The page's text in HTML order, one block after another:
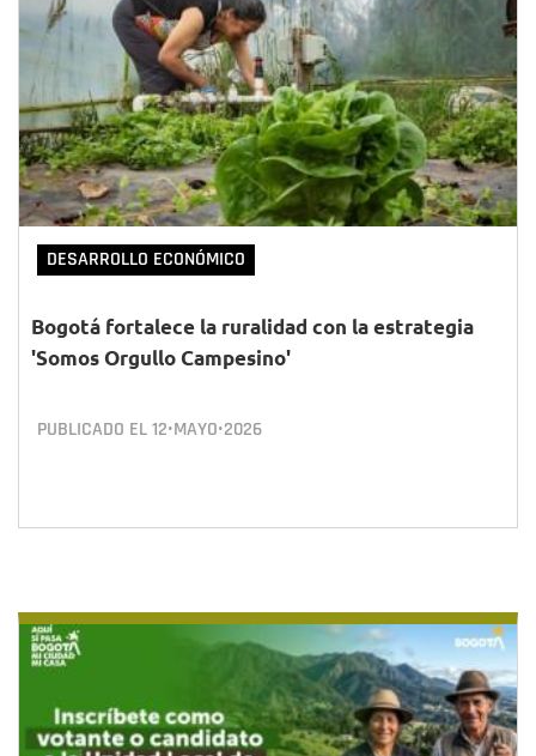
DESARROLLO ECONÓMICO
Bogotá fortalece la ruralidad con la estrategia
'Somos Orgullo Campesino'
PUBLICADO EL12•MAYO•2026